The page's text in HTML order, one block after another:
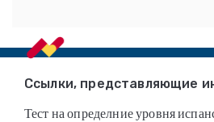
FooterСсылки, представляющие
Тест на определние уровня